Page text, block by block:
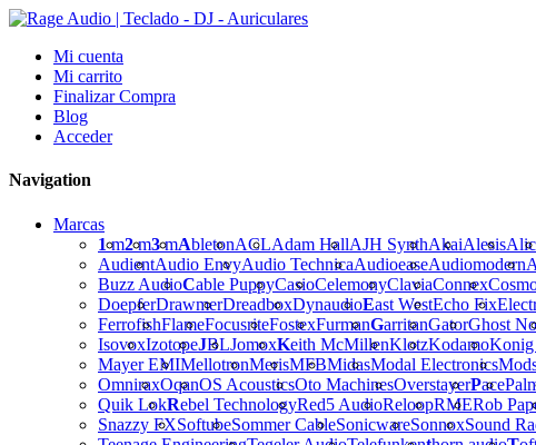
Mi cuenta
Mi carrito
Finalizar Compra
Blog
Acceder
Navigation
Marcas
1m2m3mAbletonACLAdam HallAJH SynthAkaiAlesis
AudientAudio EnvyAudio TechnicaAudioeaseAudiomodern
Buzz AudioCable PuppyCasioCelemonyClaviaConnex
DoepferDrawmerDreadboxDynaudioEast WestEcho Fix
FerrofishFlameFocusriteFostexFurmanGarritanGatorGhost
IsovoxIzotopeJBLJomoxKeith McMillenKlotzKodamo
Mayer EMIMellotronMerisMFBMidasModal Electronics
OmniraxOqanOS AcousticsOto MachinesOverstayerPace
Quik LokRebel TechnologyRed5 AudioReloopRMERob
Snazzy FXSoftubeSommer CableSonicwareSonnoxSound